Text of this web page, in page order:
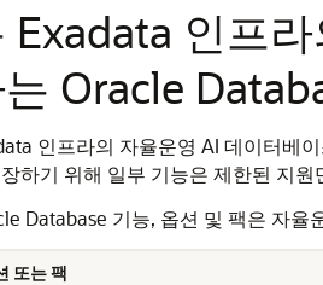
Exadata 인프
Oracle
인프라의 자율운영 AI 데이터베
하기 위해 일부 기능은 제한된 지원
Database 기능, 옵션 및 팩은 자
또는 팩